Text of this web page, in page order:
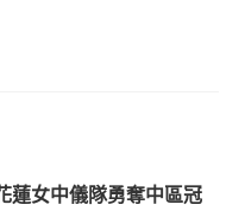
蓮女中儀隊勇奪中區冠